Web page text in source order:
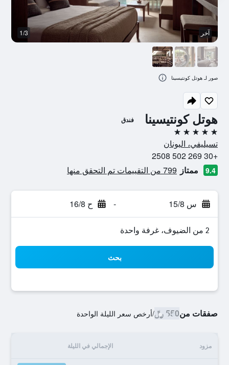
هوتل كونتيسينا فندق
5 نجوم
تسيليفي، اليونان
+30 269 502 2508
9.4 ممتاز 799 من التقييمات تم التحقق منها
س 15/8 - ح 16/8
2 من الضيوف، غرفة واحدة
بحث
صفقات من550 ﷼ /أرخص سعر الليلة الواحدة
مزود الإجمالي في الليلة
آخر 1/3
صور لـ هوتل كونتيسينا